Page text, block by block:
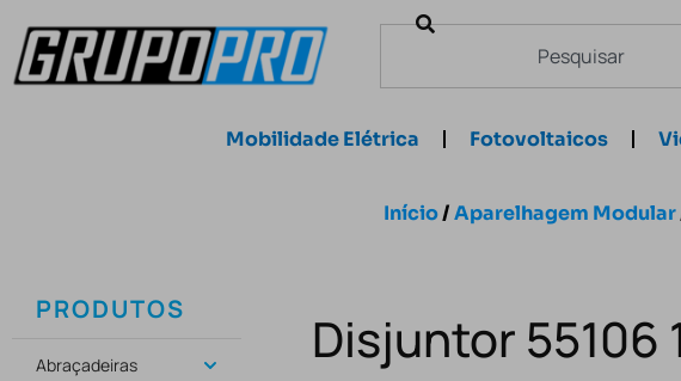
Mobilidade Elétrica Fotovoltaicos
Início/Aparelhagem Modular
PRODUTOS
Abraçadeiras Disjuntor 55106